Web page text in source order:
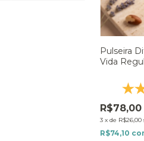
Pulseira
Vida
R$78,00
3 xde R$26,00
R$74,10